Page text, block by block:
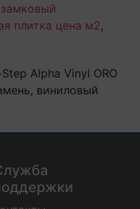
замковый
плитка цена м2,
Alpha Vinyl ORO
виниловый